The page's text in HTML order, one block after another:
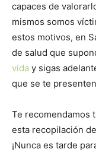
capaces de
mismos somos
estos motivos, en
de salud que
vida y sigas
que se te
Te recomendamos
esta recopilación de
¡Nunca es tarde